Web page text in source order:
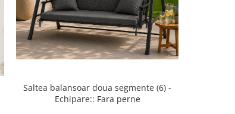
Saltea balansoar doua segmente (6) -
Echipare:: Fara perne